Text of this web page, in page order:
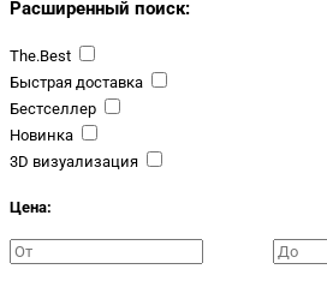
Расширенный поиск:
The.Best
Быстрая доставка
Бестселлер
Новинка
3D визуализация
Цена: